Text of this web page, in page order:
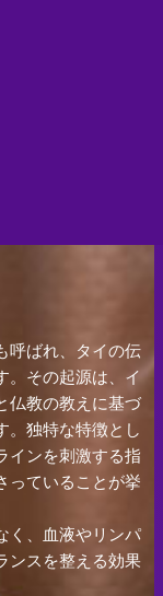
呼ばれ、タイの伝
。その起源は、イ
仏教の教えに基づ
。独特な特徴とし
インを刺激する指
っていることが挙
く、血液やリンパ
ンスを整える効果